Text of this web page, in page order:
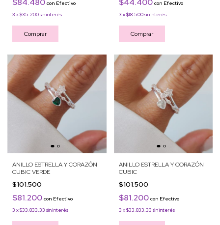
con Efectivo
3 x$35.200sin interés
Comprar
con Efectivo
3 x$18.500sin interés
Comprar
ANILLO ESTRELLA Y CORAZÓN
CUBIC VERDE
$101.500
$81.200 con Efectivo
3 x$33.833,33 sin interés
ANILLO ESTRELLA Y CORAZÓN
CUBIC
$101.500
$81.200 con Efectivo
3 x$33.833,33 sin interés